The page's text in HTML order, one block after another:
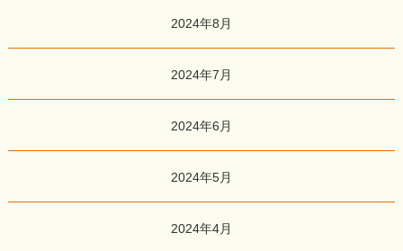
2024年8月
2024年7月
2024年6月
2024年5月
2024年4月